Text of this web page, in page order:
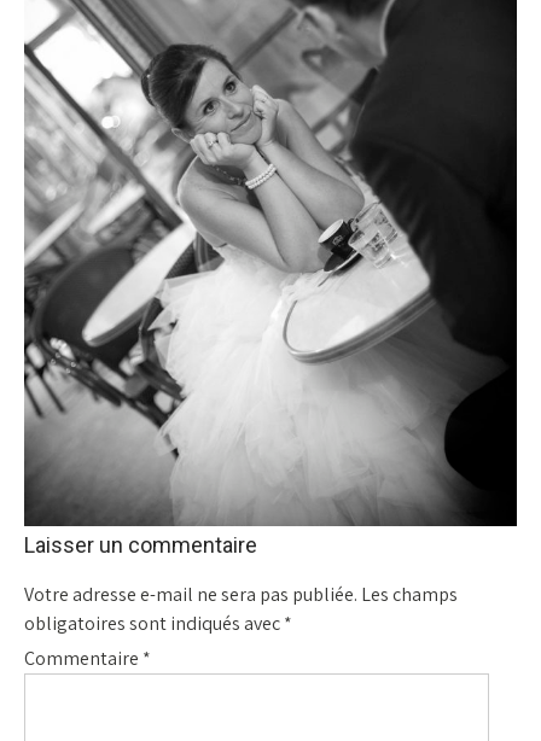
Laisser un commentaire
Votre adresse e-mail ne sera pas publiée. Les champs
obligatoires sont indiqués avec*
Commentaire *